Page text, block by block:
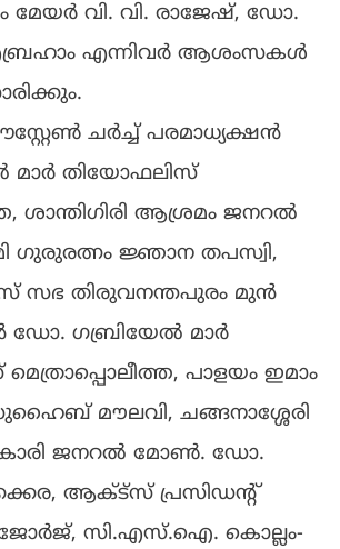
മേയര്‍ വി. വി. രാജേഷ്, ഡോ.
എന്നിവര്‍ ആശംസകള്‍
ചര്‍ച്ച് പരമാധ്യക്ഷന്‍
തിയോഫലിസ്
ശാന്തിഗിരി ആശ്രമം ജനറല്‍
ഗുരുരത്നം ജ്ഞാന തപസ്വി,
തിരുവനന്തപുരം മുന്‍
ഡോ. ഗബ്രിയേൽ മാർ
പാളയം ഇമാം
മൗലവി, ചങ്ങനാശ്ശേരി
ജനറല്‍ മോണ്‍. ഡോ.
ആക്ട്സ് പ്രസിഡന്റ്
ജോര്‍ജ്, സി.എസ്.ഐ. കൊല്ലം-